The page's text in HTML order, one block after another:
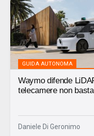
GUIDA AUTONOMA
Waymo difende
telecamere non
Daniele Di Geronimo